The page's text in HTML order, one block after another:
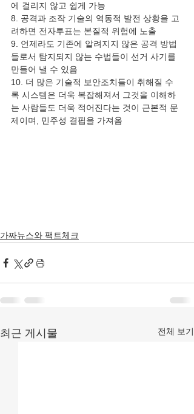
에 걸리지 않고 쉽게 가능
8. 공격과 조작 기술의 역동적 발전 상황을 고
려하면 전자투표는 본질적 위험에 노출
9. 언제라도 기존에 알려지지 않은 공격 방법
들로서 탐지되지 않는 수법들이 선거 사기를
만들어 낼 수 있음
10. 더 많은 기술적 보안조치들이 취해질 수
록 시스템은 더욱 복잡해져서 그것을 이해하
는 사람들도 더욱 적어진다는 것이 근본적 문
제이며, 민주성 결핍을 가져옴
가짜뉴스와 팩트체크
최근 게시물 전체 보기